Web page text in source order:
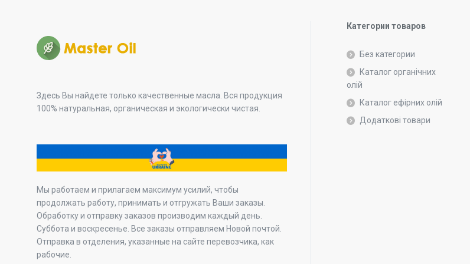
Здесь Вы найдете только качественные масла. Вся продукция
100% натуральная, органическая и экологически чистая.
Мы работаем и прилагаем максимум усилий, чтобы
продолжать работу, принимать и отгружать Ваши заказы.
Обработку и отправку заказов производим каждый день.
Суббота и воскресенье. Все заказы отправляем Новой почтой.
Отправка в отделения, указанные на сайте перевозчика, как
рабочие.
Категории товаров
Без категории
Каталог органічних
олій
Каталог ефірних олій
Додаткові товари